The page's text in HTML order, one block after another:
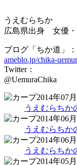
うえむらちか
広島県出身 女優・
ブログ「ちか道」：
ameblo.jp/chika-
Twitter：
@UemuraChika
2014年07
うえむらち
2014年06
うえむらち
2014年06
うえむらちか
2014年05